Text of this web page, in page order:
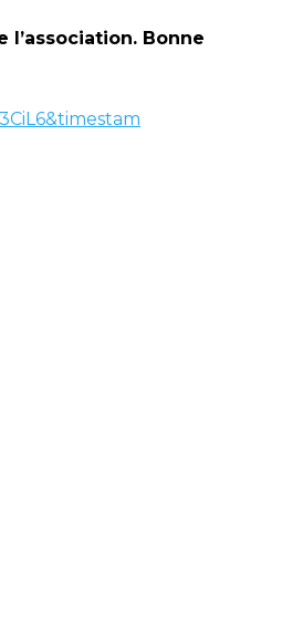
l’association. Bonne